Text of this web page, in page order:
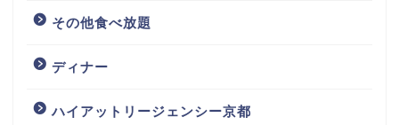
その他食べ放題
ディナー
ハイアットリージェンシー京都